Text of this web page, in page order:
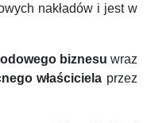
nakładów i jest w
biznesu wraz
właściciela przez